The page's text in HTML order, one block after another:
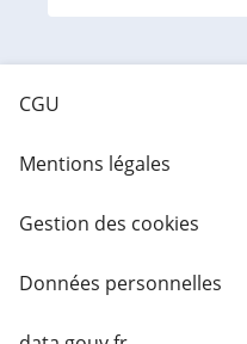
CGU
Mentions légales
Gestion des cookies
Données personnelles